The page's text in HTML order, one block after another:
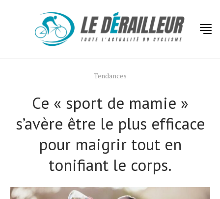
Tendances
Ce « sport de mamie »
s’avère être le plus efficace
pour maigrir tout en
tonifiant le corps.